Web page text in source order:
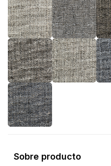
Sobre producto